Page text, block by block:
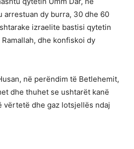
arrestuan dy burra, 30 dhe 60
izraelite bastisi qytetin
dhe konfiskoi dy
në perëndim të Betlehemit,
dhe thuhet se ushtarët kanë
vërtetë dhe gaz lotsjellës ndaj